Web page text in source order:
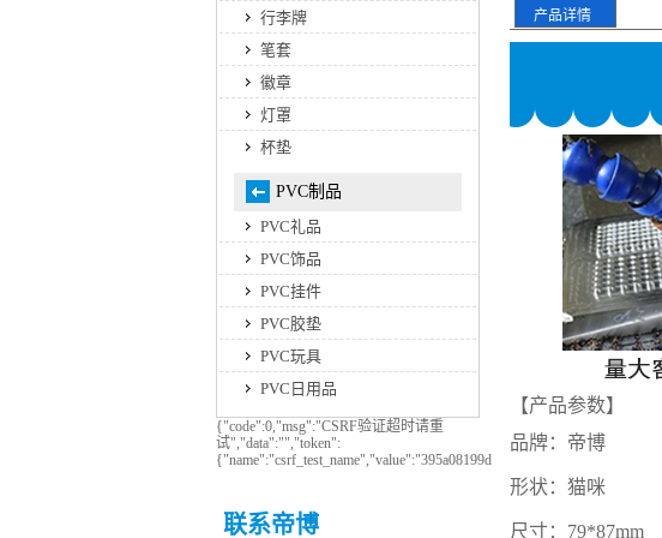
产品详情
【产品参数】
品牌：帝博
形状：猫咪
尺寸：79*87mm
行李牌
笔套
徽章
灯罩
杯垫
PVC制品
PVC礼品
PVC饰品
PVC挂件
PVC胶垫
PVC玩具
PVC日用品
{"code":0,"msg":"CSRF验证超时请重
试","data":"","token":
{"name":"csrf_test_name","value":"395a08199d1767076857d00d94dde975"}}
联系帝博